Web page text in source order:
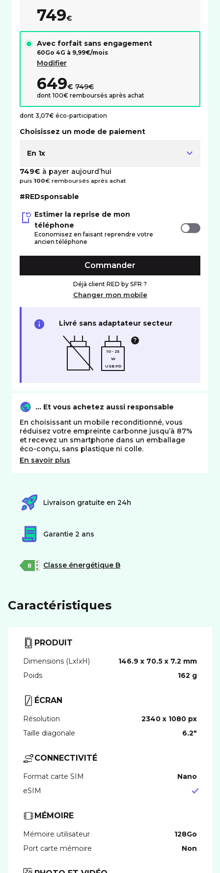
749€
Avec forfait sans engagement
60Go 4G à 9,99€/mois
Modifier
649€ 749€
dont 100€ remboursés après achat
dont 3,07€ éco-participation
Choisissez un mode de paiement
En 1x
749€ à payer aujourd’hui
puis 100€ remboursés après achat
#REDsponsable
Estimer la reprise de mon
téléphone
Economisez en faisant reprendre votre
ancien téléphone
Commander
Déjà client RED by SFR ?
Changer mon mobile
Livré sans adaptateur secteur
10 - 25
W
USB PD
… Et vous achetez aussi responsable
En choisissant un mobile reconditionné, vous
réduisez votre empreinte carbonne jusqu’à 87%
et recevez un smartphone dans un emballage
éco-conçu, sans plastique ni colle.
En savoir plus
Livraison gratuite en 24h
Garantie 2 ans
Classe énergétique B
Caractéristiques
PRODUIT
Dimensions (LxIxH)
146.9 x 70.5 x 7.2 mm
Poids
162 g
ÉCRAN
Résolution
2340 x 1080 px
Taille diagonale
6.2"
CONNECTIVITÉ
Format carte SIM
nano
eSIM
MÉMOIRE
Mémoire utilisateur
128Go
Port carte mémoire
Non